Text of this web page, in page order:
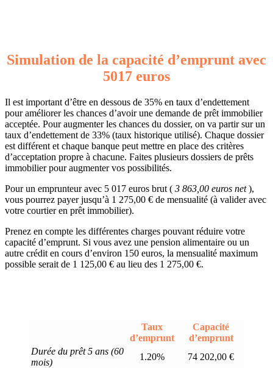
Simulation de la capacité d’emprunt avec
5017 euros
Il est important d’être en dessous de 35% en taux d’endettement
pour améliorer les chances d’avoir une demande de prêt immobilier
acceptée. Pour augmenter les chances du dossier, on va partir sur un
taux d’endettement de 33% (taux historique utilisé). Chaque dossier
est différent et chaque banque peut mettre en place des critères
d’acceptation propre à chacune. Faites plusieurs dossiers de prêts
immobilier pour augmenter vos possibilités.
Pour un emprunteur avec 5 017 euros brut ( 3 863,00 euros net),
vous pourrez payer jusqu’à 1 275,00 € de mensualité (à valider avec
votre courtier en prêt immobilier).
Prenez en compte les différentes charges pouvant réduire votre
capacité d’emprunt. Si vous avez une pension alimentaire ou un
autre crédit en cours d’environ 150 euros, la mensualité maximum
possible serait de 1 125,00 € au lieu des 1 275,00 €.
Taux
d’emprunt
Capacité
d’emprunt
Durée du prêt 5 ans (60
mois)
1.20%
74 202,00 €